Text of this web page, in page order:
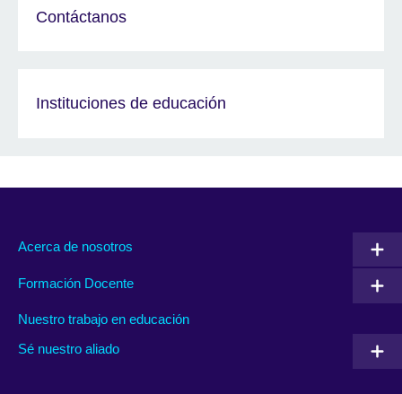
Contáctanos
Instituciones de educación
Acerca de nosotros
Formación Docente
Nuestro trabajo en educación
Sé nuestro aliado